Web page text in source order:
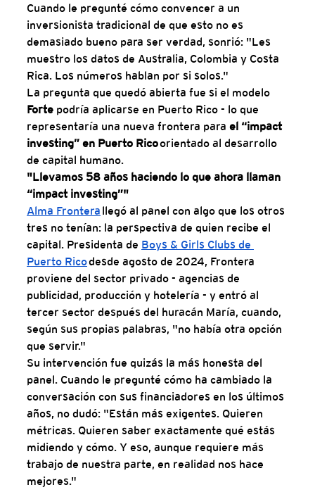
Cuando le pregunté cómo convencer a un
inversionista tradicional de que esto no es
demasiado bueno para ser verdad, sonrió: "Les
muestro los datos de Australia, Colombia y Costa
Rica. Los números hablan por si solos."
La pregunta que quedó abierta fue si el modelo
Forte podría aplicarse en Puerto Rico - lo que
representaría una nueva frontera para el “impact
investing” en Puerto Rico orientado al desarrollo
de capital humano.
"Llevamos 58 años haciendo lo que ahora llaman
“impact investing”"
Alma Frontera llegó al panel con algo que los otros
tres no tenían: la perspectiva de quien recibe el
capital. Presidenta de Boys & Girls Clubs de
Puerto Rico desde agosto de 2024, Frontera
proviene del sector privado - agencias de
publicidad, producción y hotelería - y entró al
tercer sector después del huracán María, cuando,
según sus propias palabras, "no había otra opción
que servir."
Su intervención fue quizás la más honesta del
panel. Cuando le pregunté cómo ha cambiado la
conversación con sus financiadores en los últimos
años, no dudó: "Están más exigentes. Quieren
métricas. Quieren saber exactamente qué estás
midiendo y cómo. Y eso, aunque requiere más
trabajo de nuestra parte, en realidad nos hace
mejores."